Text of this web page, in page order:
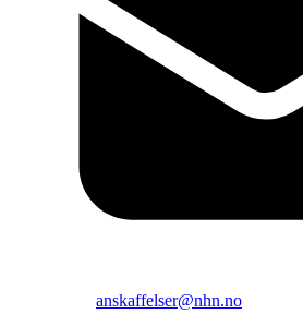
anskaffelser@nhn.no